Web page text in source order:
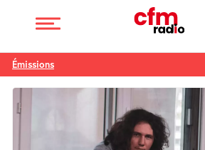
Émissions